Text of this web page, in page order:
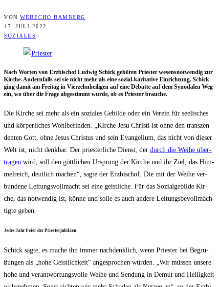
VON WEBECHO BAMBERG
17. JULI 2022
SOZIALES
Nach Wor­ten von Erz­bi­schof Lud­wig Schick gehö­ren Pries­ter wesens­not­wen­dig zur
Kir­che. Andern­falls sei sie nicht mehr als eine sozi­al-kari­ta­ti­ve Ein­rich­tung. Schick
ging damit am Frei­tag in Vier­zehn­hei­li­gen auf eine Debat­te auf dem Syn­oda­len Weg
ein, wo über die Fra­ge abge­stimmt wur­de, ob es Pries­ter brauche.
Die Kir­che sei mehr als ein sozia­les Gebil­de oder ein Ver­ein für see­li­sches
und kör­per­li­ches Wohl­be­fin­den. „Kir­che Jesu Chris­ti ist ohne den tran­szen­
den­ten Gott, ohne Jesus Chris­tus und sein Evan­ge­li­um, das nicht von die­ser
Welt ist, nicht denk­bar. Der pries­ter­li­che Dienst, der durch die Wei­he über­
tra­gen wird, soll den gött­li­chen Ursprung der Kir­che und ihr Ziel, das Him­
mel­reich, deut­lich machen“, sag­te der Erz­bi­schof. Die mit der Wei­he ver­
bun­de­ne Lei­tungs­voll­macht sei eine geist­li­che. Für das Sozi­al­ge­bil­de Kir­
che, das not­wen­dig ist, kön­ne und sol­le es auch ande­re Lei­tungs­be­voll­mäch­
tig­te geben.
Jedes Jahr Fei­er der Priesterjubiläen
Schick sag­te, es mache ihn immer nach­denk­lich, wenn Pries­ter bei Begrü­
ßun­gen als „hohe Geist­lich­keit“ ange­spro­chen wür­den. „Wir müs­sen unse­re
hohe und ver­ant­wor­tungs­vol­le Wei­he und Sen­dung in Demut und Hei­lig­keit